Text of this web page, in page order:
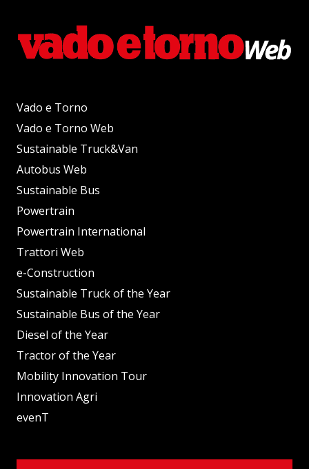
Vado e Torno
Vado e Torno Web
Sustainable Truck&Van
Autobus Web
Sustainable Bus
Powertrain
Powertrain International
Trattori Web
e-Construction
Sustainable Truck of the Year
Sustainable Bus of the Year
Diesel of the Year
Tractor of the Year
Mobility Innovation Tour
Innovation Agri
evenT